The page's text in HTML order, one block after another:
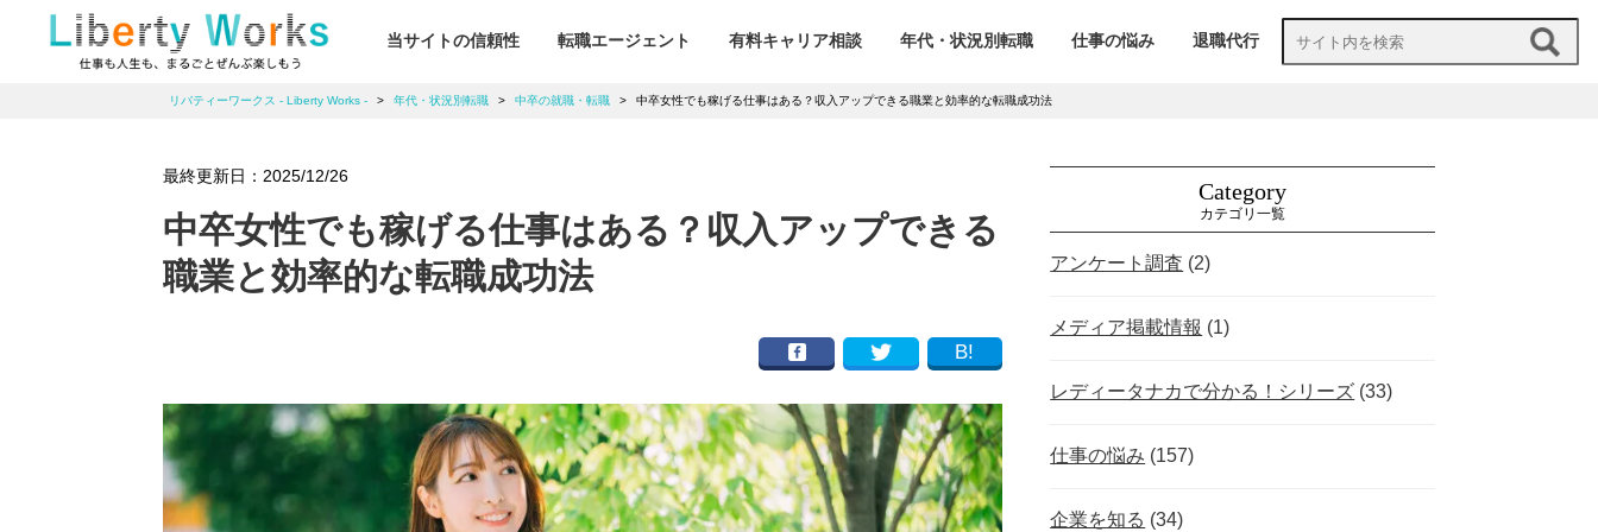
当サイトの信頼性 転職エージェント 有料キャリア相談 年代・状況別転職 仕事の悩み 退職代行
リバティーワークス - Liberty Works - > 年代・状況別転職 > 中卒の就職・転職 > 中卒女性でも稼げる仕事はある？収入アップできる職業と効率的な転職成功法
最終更新日： 2025/12/26
中卒女性でも稼げる仕事はある？収入アップできる
職業と効率的な転職成功法
B!
Category
カテゴリ一覧
アンケート調査 (2)
メディア掲載情報 (1)
レディータナカで分かる！シリーズ (33)
仕事の悩み (157)
企業を知る (34)